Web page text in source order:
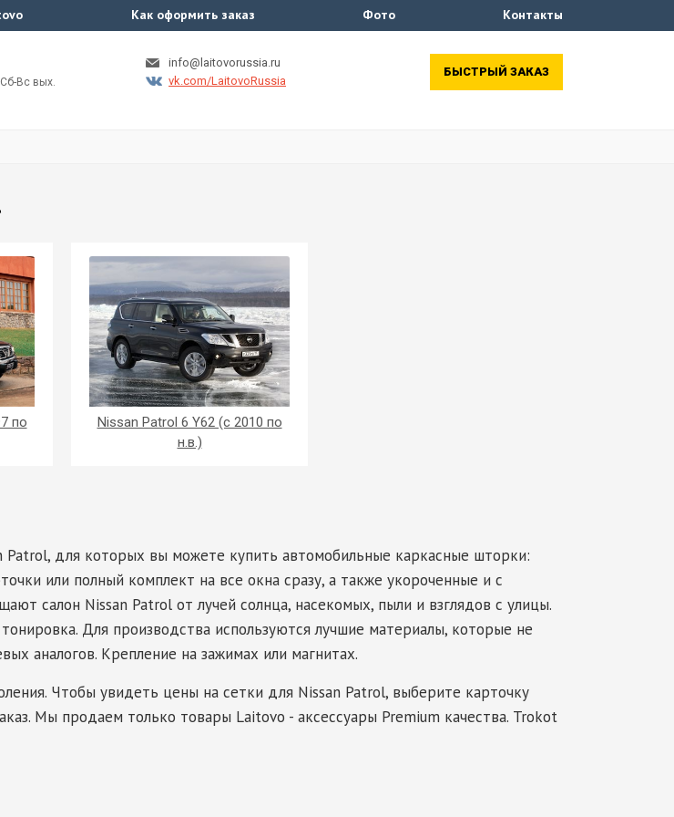
Как оформить заказ Фото Контакты
БЫСТРЫЙ ЗАКАЗ
Вс вых.
info@laitovorussia.ru
vk.com/LaitovoRussia
по
Nissan Patrol 6 Y62 (с 2010 по
н.в.)
для которых вы можете купить автомобильные каркасные шторки:
или полный комплект на все окна сразу, а также укороченные и с
салон Nissan Patrol от лучей солнца, насекомых, пыли и взглядов с улицы.
Для производства используются лучшие материалы, которые не
аналогов. Крепление на зажимах или магнитах.
Чтобы увидеть цены на сетки для Nissan Patrol, выберите карточку
Мы продаем только товары Laitovo - аксессуары Premium качества. Trokot